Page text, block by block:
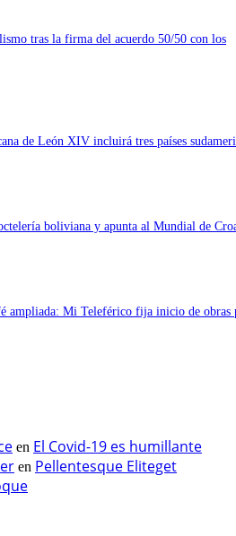
tras la firma del acuerdo 50/50 con los
de León XIV incluirá tres países
boliviana y apunta al Mundial de
ampliada: Mi Teleférico fija inicio de obras
en El Covid-19 es humillante
en Pellentesque Eliteget